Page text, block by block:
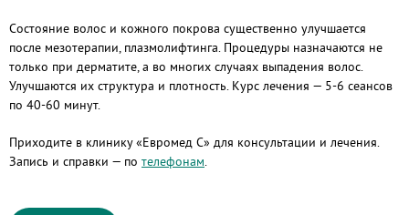
Состояние волос и кожного покрова существенно улучшается
после мезотерапии, плазмолифтинга. Процедуры назначаются не
только при дерматите, а во многих случаях выпадения волос.
Улучшаются их структура и плотность. Курс лечения — 5-6 сеансов
по 40-60 минут.
Приходите в клинику «Евромед С» для консультации и лечения.
Запись и справки — по телефонам.